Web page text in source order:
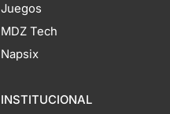
Juegos
MDZ Tech
Napsix
INSTITUCIONAL